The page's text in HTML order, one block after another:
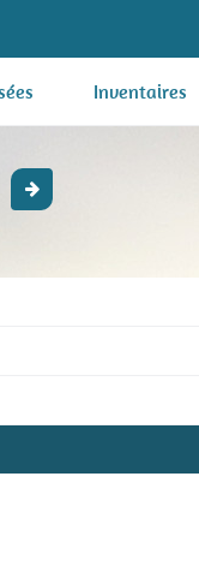
Inventaires